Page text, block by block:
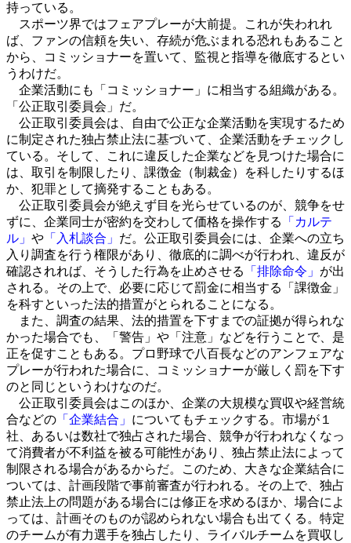
持っている。
スポーツ界ではフェアプレーが大前提。これが失われれ
ば、ファンの信頼を失い、存続が危ぶまれる恐れもあること
から、コミッショナーを置いて、監視と指導を徹底するとい
うわけだ。
企業活動にも「コミッショナー」に相当する組織がある。
「公正取引委員会」だ。
公正取引委員会は、自由で公正な企業活動を実現するため
に制定された独占禁止法に基づいて、企業活動をチェックし
ている。そして、これに違反した企業などを見つけた場合に
は、取引を制限したり、課徴金（制裁金）を科したりするほ
か、犯罪として摘発することもある。
公正取引委員会が絶えず目を光らせているのが、競争をせ
ずに、企業同士が密約を交わして価格を操作する
「カルテ
ル」 や 「入札談合」 だ。公正取引委員会には、企業への立ち
入り調査を行う権限があり、徹底的に調べが行われ、違反が
確認されれば、そうした行為を止めさせる
「排除命令」 が出
される。その上で、必要に応じて罰金に相当する「課徴金」
を科すといった法的措置がとられることになる。
また、調査の結果、法的措置を下すまでの証拠が得られな
かった場合でも、「警告」や「注意」などを行うことで、是
正を促すこともある。プロ野球で八百長などのアンフェアな
プレーが行われた場合に、コミッショナーが厳しく罰を下す
のと同じというわけなのだ。
公正取引委員会はこのほか、企業の大規模な買収や経営統
合などの 「企業結合」 についてもチェックする。市場が１
社、あるいは数社で独占された場合、競争が行われなくなっ
て消費者が不利益を被る可能性があり、独占禁止法によって
制限される場合があるからだ。このため、大きな企業結合に
ついては、計画段階で事前審査が行われる。その上で、独占
禁止法上の問題がある場合には修正を求めるほか、場合によ
っては、計画そのものが認められない場合も出てくる。特定
のチームが有力選手を独占したり、ライバルチームを買収し